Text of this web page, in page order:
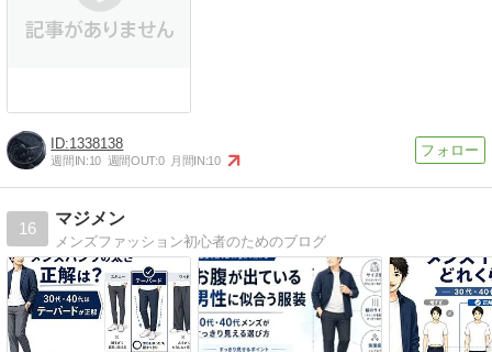
1338138
週間IN:10 週間OUT:0 月間IN:10
16
マジメン
メンズファッション初心者のためのブログ